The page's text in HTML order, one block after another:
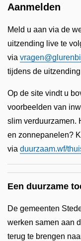
Aanmelden
Meld u aan via de
uitzending live te
via
tijdens de
Op de site vindt u
voorbeelden van
slim verduurzamen.
en zonnepanelen?
via duurzaam.wf/
Een duurzame
De gemeenten
werken samen aan
terug te brengen